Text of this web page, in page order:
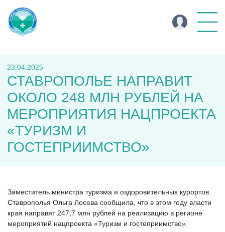
23.04.2025
СТАВРОПОЛЬЕ НАПРАВИТ
ОКОЛО 248 МЛН РУБЛЕЙ НА
МЕРОПРИЯТИЯ НАЦПРОЕКТА
«ТУРИЗМ И
ГОСТЕПРИИМСТВО»
Заместитель министра туризма и оздоровительных курортов
Ставрополья Ольга Лосева сообщила, что в этом году власти
края направят 247,7 млн рублей на реализацию в регионе
мероприятий нацпроекта «Туризм и гостеприимство».